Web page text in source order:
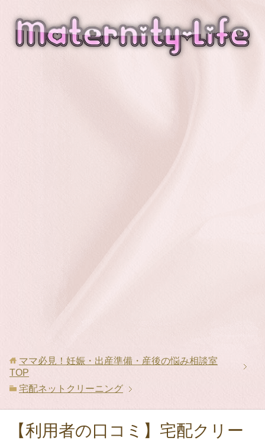
ママ必見！妊娠・出産準備・産後の悩み相談室
TOP
宅配ネットクリーニング
【利用者の口コミ】宅配クリー